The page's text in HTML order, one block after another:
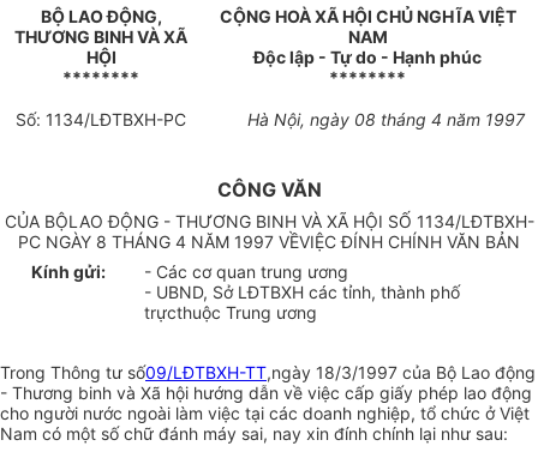
BỘ LAO ĐỘNG,
THƯƠNG BINH VÀ XÃ
HỘI
********
CỘNG HOÀ XÃ HỘI CHỦ NGHĨA VIỆT
NAM
Độc lập - Tự do - Hạnh phúc
********
Số: 1134/LĐTBXH-PC Hà Nội, ngày 08 tháng 4 năm 1997
CÔNG VĂN
CỦA BỘLAO ĐỘNG - THƯƠNG BINH VÀ XÃ HỘI SỐ 1134/LĐTBXH-
PC NGÀY 8 THÁNG 4 NĂM 1997 VỀVIỆC ĐÍNH CHÍNH VĂN BẢN
Kính gửi:
- Các cơ quan trung ương
- UBND, Sở LĐTBXH các tỉnh, thành phố
trựcthuộc Trung ương
Trong Thông tư số09/LĐTBXH-TT,ngày 18/3/1997 của Bộ Lao động
- Thương binh và Xã hội hướng dẫn về việc cấp giấy phép lao động
cho người nước ngoài làm việc tại các doanh nghiệp, tổ chức ở Việt
Nam có một số chữ đánh máy sai, nay xin đính chính lại như sau: